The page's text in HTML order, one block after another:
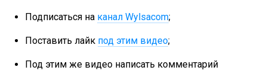
Подписаться на канал Wylsacom;
Поставить лайк под этим видео;
Под этим же видео написать комментарий